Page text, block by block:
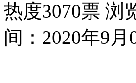
热度3070票 浏
间：2020年9月